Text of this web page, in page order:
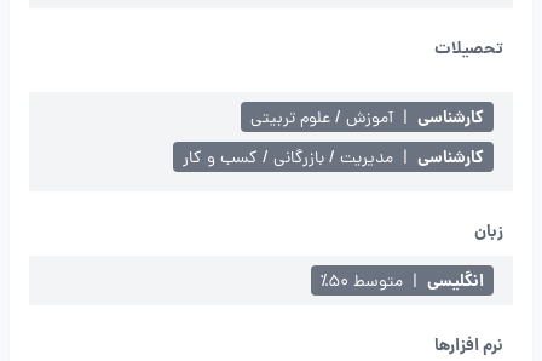
تحصیلات
کارشناسی | آموزش / علوم تربیتی
کارشناسی | مدیریت / بازرگانی / کسب و کار
زبان
انگلیسی | متوسط ۵۰٪
نرم افزارها